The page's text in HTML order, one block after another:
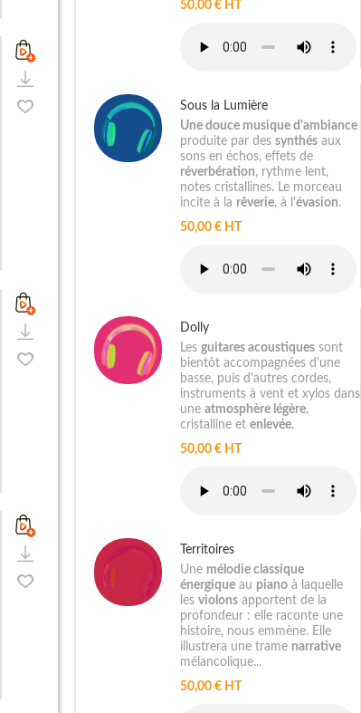
50,00 € HT
Sous la Lumière
Une douce musique d'ambiance
produite par des synthésaux
sons en échos, effets de
réverbération, rythme lent,
notes cristallines. Le morceau
incite à la rêverie, à l'évasion.
50,00 € HT
Dolly
Les guitares acoustiquessont
bientôt accompagnées d'une
basse, puis d'autres cordes,
instruments à vent et xylos dans
une atmosphère légère,
cristalline et enlevée.
50,00 € HT
Territoires
Une mélodie classique
énergiqueau pianoà laquelle
les violonsapportent de la
profondeur : elle raconte une
histoire, nous emmène. Elle
illustrera une trame narrative
mélancolique...
50,00 € HT